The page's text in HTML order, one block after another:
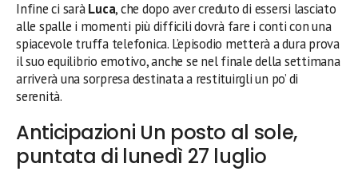
Infine ci saràLuca, che dopo aver creduto di essersi lasciato
alle spalle i momenti più difficili dovrà fare i conti con una
spiacevole truffa telefonica. L’episodio metterà a dura prova
il suo equilibrio emotivo, anche se nel finale della settimana
arriverà una sorpresa destinata a restituirgli un po’ di
serenità.
Anticipazioni Un posto al sole,
puntata di lunedì 27 luglio